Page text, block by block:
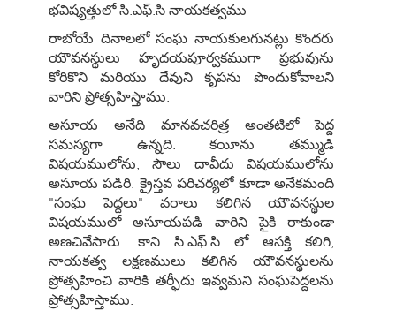
భవిష్యత్తులో సి.ఎఫ్.సి నాయకత్వము
రాబోయే దినాలలో సంఘ నాయకులగునట్లు కొందరు
యౌవనస్థులు హృదయపూర్వకముగా ప్రభువును
కోరికొని మరియు దేవుని కృపను పొందుకోవాలని
వారిని ప్రోత్సహిస్తాము.
అసూయ అనేది మానవచరిత్ర అంతటిలో పెద్ద
సమస్యగా ఉన్నది. కయీను తమ్ముడి
విషయములోను, సౌలు దావీదు విషయములోను
అసూయ పడిరి. క్రైస్తవ పరిచర్యలో కూడా అనేకమంది
"సంఘ పెద్దలు" వరాలు కలిగిన యౌవనస్థుల
విషయములో అసూయపడి వారిని పైకి రాకుండా
అణచివేసారు. కాని సి.ఎఫ్.సి లో ఆసక్తి కలిగి,
నాయకత్వ లక్షణములు కలిగిన యౌవనస్థులను
ప్రోత్సహించి వారికి తర్ఫీదు ఇవ్వమని సంఘపెద్దలను
ప్రోత్సహిస్తాము.